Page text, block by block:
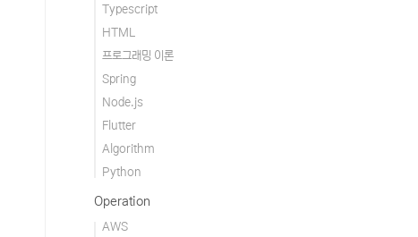
Typescript
HTML
프로그래밍 이론
Spring
Node.js
Flutter
Algorithm
Python
Operation
AWS